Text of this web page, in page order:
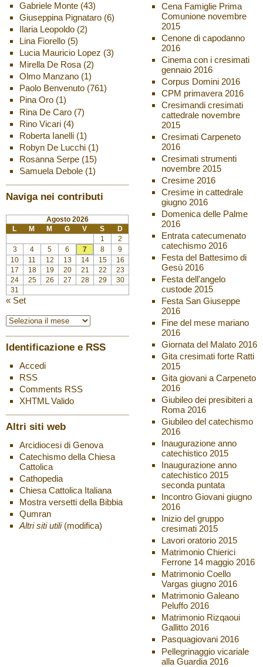
Gabriele Monte(43)
Giuseppina Pignataro(6)
Ilaria Leopoldo(2)
Lina Fiorello(5)
Lucia Mauricio Lopez (3)
Mirella De Rosa(2)
Olmo Manzano(1)
Paolo Benvenuto(761)
Pina Oro(1)
Rina De Caro(7)
Rino Vicari(4)
Roberta Ianelli(1)
Robyn De Lucchi(1)
Rosanna Serpe(15)
Samuela Debole(1)
Naviga nei contributi
Agosto 2026
L
M M G V S
D
1
2
3
4 5 6 7 8
9
10
11 12 13 14 15
16
17
18 19 20 21 22
23
24
25 26 27 28 29
30
31
« Set
Identificazione e RSS
Accedi
RSS
Comments RSS
XHTMLValido
Altri siti web
Arcidiocesi di Genova
Catechismo della Chiesa
Cattolica
Cathopedia
Chiesa Cattolica Italiana
Mostra versetti della Bibbia
Qumran
Altri siti utili (modifica)
Cena Famiglie Prima
Comunione novembre
2015
Cenone di capodanno
2016
Cinema con i cresimati
gennaio 2016
Corpus Domini 2016
CPM primavera 2016
Cresimandi cresimati
cattedrale novembre
2015
Cresimati Carpeneto
2016
Cresimati strumenti
novembre 2015
Cresime 2016
Cresime in cattedrale
giugno 2016
Domenica delle Palme
2016
Entrata catecumenato
catechismo 2016
Festa del Battesimo di
Gesù 2016
Festa dell'angelo
custode 2015
Festa San Giuseppe
2016
Fine del mese mariano
2016
Giornata del Malato 2016
Gita cresimati forte Ratti
2015
Gita giovani a Carpeneto
2016
Giubileo dei presibiteri a
Roma 2016
Giubileo del catechismo
2016
Inaugurazione anno
catechistico 2015
Inaugurazione anno
catechistico 2015
seconda puntata
Incontro Giovani giugno
2016
Inizio del gruppo
cresimati 2015
Lavori oratorio 2015
Matrimonio Chierici
Ferrone 14 maggio 2016
Matrimonio Coello
Vargas giugno 2016
Matrimonio Galeano
Peluffo 2016
Matrimonio Rizqaoui
Gallitto 2016
Pasquagiovani 2016
Pellegrinaggio vicariale
alla Guardia 2016